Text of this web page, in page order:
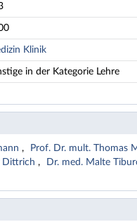
Klinik
in der Kategorie Lehre
Prof. Dr. mult. Thomas
Dittrich Dr. med. Malte